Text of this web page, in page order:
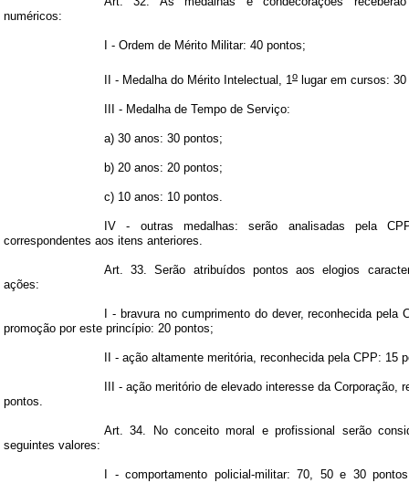
numéricos:
I - Ordem de Mérito Militar: 40 pontos;
II - Medalha do Mérito Intelectual, 1 o lugar em cursos:
III - Medalha de Tempo de Serviço:
a) 30 anos: 30 pontos;
b) 20 anos: 20 pontos;
c) 10 anos: 10 pontos.
IV - outras medalhas: serão analisadas pela
correspondentes aos itens anteriores.
Art. 33. Serão atribuídos pontos aos elogios
ações:
I - bravura no cumprimento do dever, reconhecida pela
promoção por este princípio: 20 pontos;
II - ação altamente meritória, reconhecida pela CPP: 15
III - ação meritório de elevado interesse da Corporação,
pontos.
Art. 34. No conceito moral e profissional serão
seguintes valores:
I - comportamento policial-militar: 70, 50 e 30